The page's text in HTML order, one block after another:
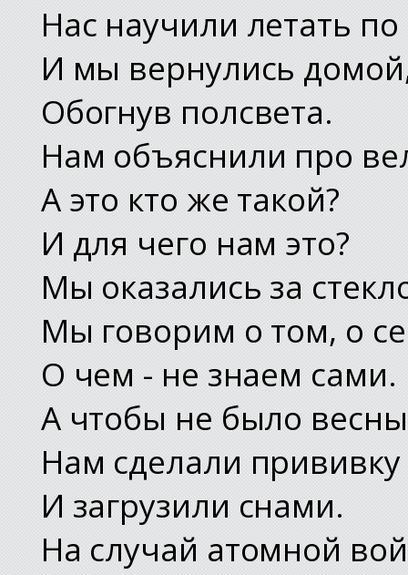
Нас научили летать
И мы вернулись
Обогнув полсвета.
Нам объяснили про
А это кто же такой?
И для чего нам это?
Мы оказались за
Мы говорим о том, о
О чем - не знаем сами.
А чтобы не было
Нам сделали прививку
И загрузили снами.
На случай атомной